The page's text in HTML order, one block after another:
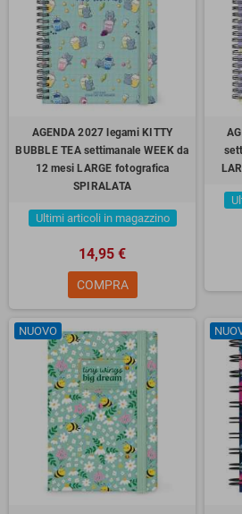
AGENDA 2027 legami KITTY
BUBBLE TEA settimanale WEEK da
12 mesi LARGE fotografica
SPIRALATA
Ultimi articoli in magazzino
14,95 €
COMPRA
NUOVO